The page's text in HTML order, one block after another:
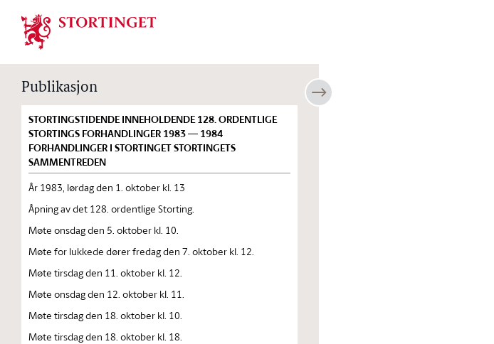
Stortinget.no
Publikasjon
STORTINGSTIDENDE INNEHOLDENDE 128. ORDENTLIGE
STORTINGS FORHANDLINGER 1983 — 1984
FORHANDLINGER I STORTINGET STORTINGETS
SAMMENTREDEN
År 1983, lørdag den 1. oktober kl. 13
Åpning av det 128. ordentlige Storting.
Møte onsdag den 5. oktober kl. 10.
Møte for lukkede dører fredag den 7. oktober kl. 12.
Møte tirsdag den 11. oktober kl. 12.
Møte onsdag den 12. oktober kl. 11.
Møte tirsdag den 18. oktober kl. 10.
Møte tirsdag den 18. oktober kl. 18.